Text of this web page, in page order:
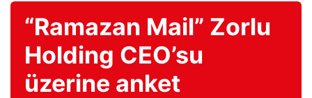
“Ramazan Mail” Zorlu
Holding CEO’su
üzerine anket